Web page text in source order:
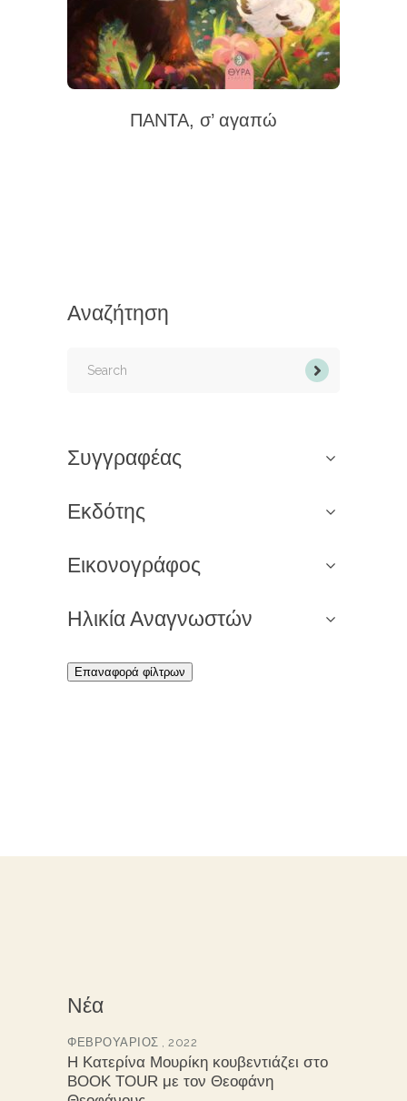
ΠΑΝΤΑ, σ’ αγαπώ
Αναζήτηση
Συγγραφέας
Εκδότης
Εικονογράφος
Ηλικία Αναγνωστών
Επαναφορά φίλτρων
Νέα
ΦΕΒΡΟΥΆΡΙΟΣ , 2022
Η Κατερίνα Μουρίκη κουβεντιάζει στο
BOOK TOUR με τον Θεοφάνη